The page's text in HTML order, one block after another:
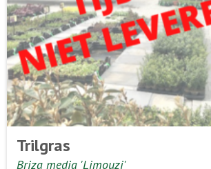
Trilgras
Briza media 'Limouzi'